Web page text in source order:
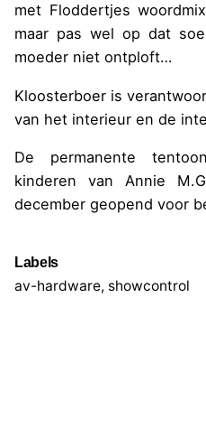
met Floddertjes
maar pas wel op dat
moeder niet ontploft…
Kloosterboer is
van het interieur en de
De permanente
kinderen van Annie
december geopend voor
Labels
av-hardware, showcontrol